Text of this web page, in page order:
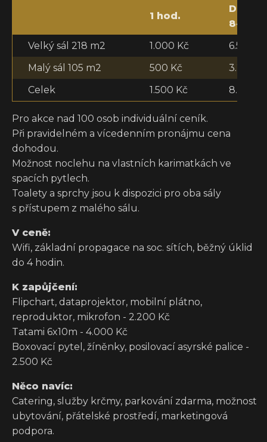
1 hod.
Den
8-20
Velký sál 218 m2
1.000 Kč
6.500
Malý sál 105 m2
500 Kč
3.250
Celek
1.500 Kč 8.000
Pro akce nad 100 osob individuální ceník.
Při pravidelném a vícedenním pronájmu cena
dohodou.
Možnost noclehu na vlastních karimatkách ve
spacích pytlech.
Toalety a sprchy jsou k dispozici pro oba sály
s přístupem z malého sálu.
V ceně:
Wifi, základní propagace na soc. sítích, běžný úklid
do 4 hodin.
K zapůjčení:
Flipchart, dataprojektor, mobilní plátno,
reproduktor, mikrofon - 2.200 Kč
Tatami 6x10m - 4.000 Kč
Boxovací pytel, žíněnky, posilovací asyrské palice -
2.500 Kč
Něco navíc:
Catering, služby krčmy, parkování zdarma, možnost
ubytování, přátelské prostředí, marketingová
podpora.